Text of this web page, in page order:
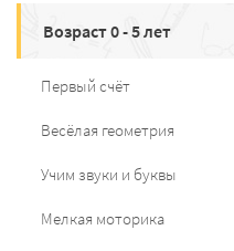
Возраст 0 - 5 лет
Первый счёт
Весёлая геометрия
Учим звуки и буквы
Мелкая моторика